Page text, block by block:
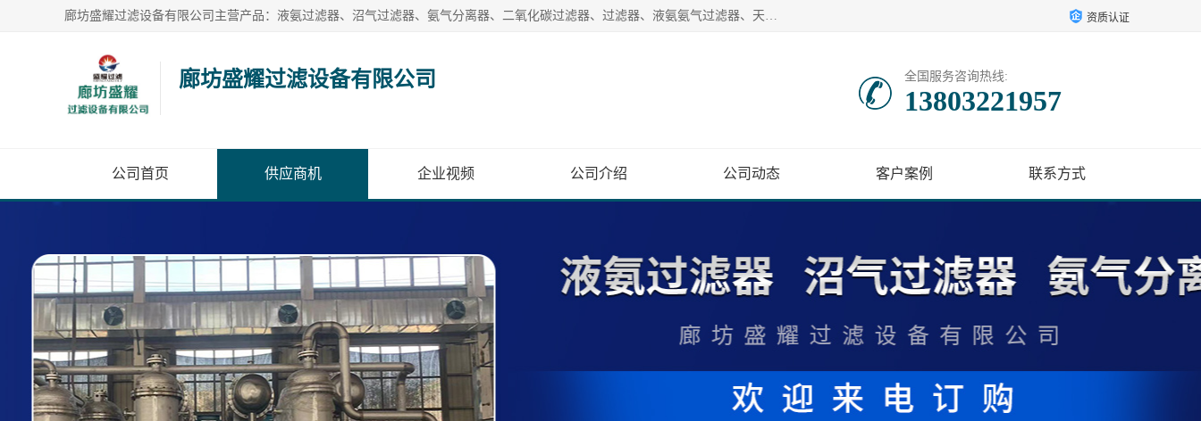
廊坊盛耀过滤设备有限公司主营产品：液氨过滤器、沼气过滤器、氨气分离器、二氧化碳过滤器、过滤器、液氨氨气过滤器、天然气过滤器、管道过滤器、*过滤器、液氨除油除水过滤器、氨气除油除水过滤器、焦炉煤气除焦油过滤器等。 资质认证
廊坊盛耀过滤设备有限公司 全国服务咨询热线:
13803221957
公司首页 供应商机 企业视频 公司介绍 公司动态 客户案例 联系方式